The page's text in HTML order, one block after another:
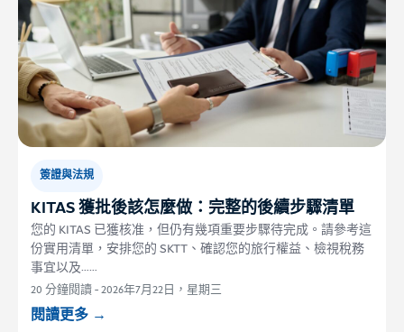
簽證與法規
KITAS 獲批後該怎麼做：完整的後續步驟清單
您的 KITAS 已獲核准，但仍有幾項重要步驟待完成。請參考這
份實用清單，安排您的 SKTT、確認您的旅行權益、檢視稅務
事宜以及……
20 分鐘閱讀-2026年7月22日，星期三
閱讀更多 →